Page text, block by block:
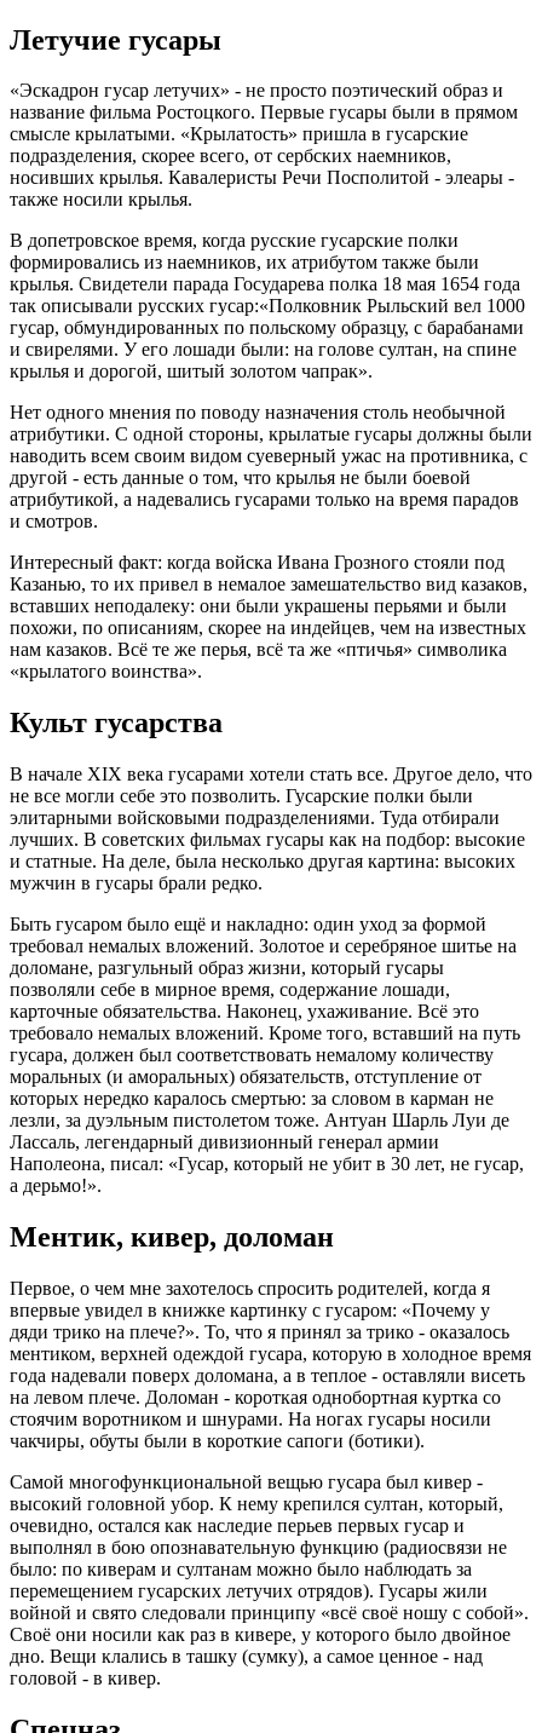
Летучие гусары
«Эскадрон гусар летучих» - не просто поэтический образ и
название фильма Ростоцкого. Первые гусары были в прямом
смысле крылатыми. «Крылатость» пришла в гусарские
подразделения, скорее всего, от сербских наемников,
носивших крылья. Кавалеристы Речи Посполитой - элеары -
также носили крылья.
В допетровское время, когда русские гусарские полки
формировались из наемников, их атрибутом также были
крылья. Свидетели парада Государева полка 18 мая 1654 года
так описывали русских гусар:«Полковник Рыльский вел 1000
гусар, обмундированных по польскому образцу, с барабанами
и свирелями. У его лошади были: на голове султан, на спине
крылья и дорогой, шитый золотом чапрак».
Нет одного мнения по поводу назначения столь необычной
атрибутики. С одной стороны, крылатые гусары должны были
наводить всем своим видом суеверный ужас на противника, с
другой - есть данные о том, что крылья не были боевой
атрибутикой, а надевались гусарами только на время парадов
и смотров.
Интересный факт: когда войска Ивана Грозного стояли под
Казанью, то их привел в немалое замешательство вид казаков,
вставших неподалеку: они были украшены перьями и были
похожи, по описаниям, скорее на индейцев, чем на известных
нам казаков. Всё те же перья, всё та же «птичья» символика
«крылатого воинства».
Культ гусарства
В начале XIX века гусарами хотели стать все. Другое дело, что
не все могли себе это позволить. Гусарские полки были
элитарными войсковыми подразделениями. Туда отбирали
лучших. В советских фильмах гусары как на подбор: высокие
и статные. На деле, была несколько другая картина: высоких
мужчин в гусары брали редко.
Быть гусаром было ещё и накладно: один уход за формой
требовал немалых вложений. Золотое и серебряное шитье на
доломане, разгульный образ жизни, который гусары
позволяли себе в мирное время, содержание лошади,
карточные обязательства. Наконец, ухаживание. Всё это
требовало немалых вложений. Кроме того, вставший на путь
гусара, должен был соответствовать немалому количеству
моральных (и аморальных) обязательств, отступление от
которых нередко каралось смертью: за словом в карман не
лезли, за дуэльным пистолетом тоже. Антуан Шарль Луи де
Лассаль, легендарный дивизионный генерал армии
Наполеона, писал: «Гусар, который не убит в 30 лет, не гусар,
а дерьмо!».
Ментик, кивер, доломан
Первое, о чем мне захотелось спросить родителей, когда я
впервые увидел в книжке картинку с гусаром: «Почему у
дяди трико на плече?». То, что я принял за трико - оказалось
ментиком, верхней одеждой гусара, которую в холодное время
года надевали поверх доломана, а в теплое - оставляли висеть
на левом плече. Доломан - короткая однобортная куртка со
стоячим воротником и шнурами. На ногах гусары носили
чакчиры, обуты были в короткие сапоги (ботики).
Самой многофункциональной вещью гусара был кивер -
высокий головной убор. К нему крепился султан, который,
очевидно, остался как наследие перьев первых гусар и
выполнял в бою опознавательную функцию (радиосвязи не
было: по киверам и султанам можно было наблюдать за
перемещением гусарских летучих отрядов). Гусары жили
войной и свято следовали принципу «всё своё ношу с собой».
Своё они носили как раз в кивере, у которого было двойное
дно. Вещи клались в ташку (сумку), а самое ценное - над
головой - в кивер.